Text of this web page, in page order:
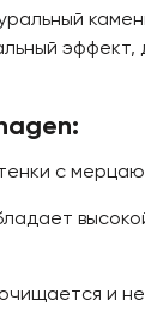
эффект,
с
и